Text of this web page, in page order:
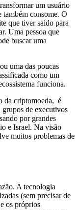
um usuário
consome. O
que tiver saído para
Uma pessoa que
buscar uma
uma das poucas
como um
funciona.
da criptomoeda, é
de executivos
por grandes
e Israel. Na visão
muitos problemas de
A tecnologia
(sem precisar de
os próprios